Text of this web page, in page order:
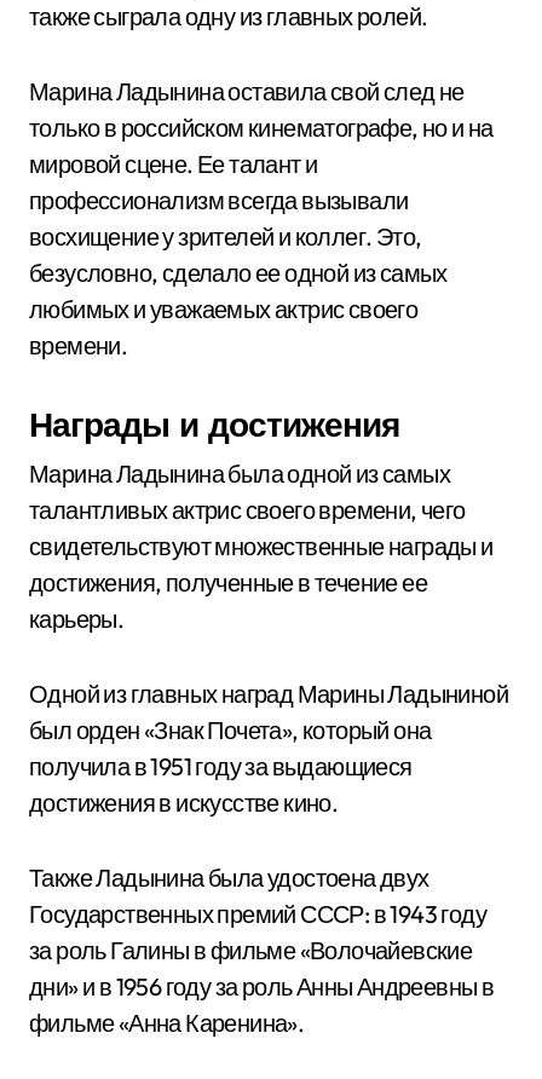
также сыграла одну из главных ролей.
Марина Ладынина оставила свой след не
только в российском кинематографе, но и на
мировой сцене. Ее талант и
профессионализм всегда вызывали
восхищение у зрителей и коллег. Это,
безусловно, сделало ее одной из самых
любимых и уважаемых актрис своего
времени.
Награды и достижения
Марина Ладынина была одной из самых
талантливых актрис своего времени, чего
свидетельствуют множественные награды и
достижения, полученные в течение ее
карьеры.
Одной из главных наград Марины Ладыниной
был орден «Знак Почета», который она
получила в 1951 году за выдающиеся
достижения в искусстве кино.
Также Ладынина была удостоена двух
Государственных премий СССР: в 1943 году
за роль Галины в фильме «Волочайевские
дни» и в 1956 году за роль Анны Андреевны в
фильме «Анна Каренина».